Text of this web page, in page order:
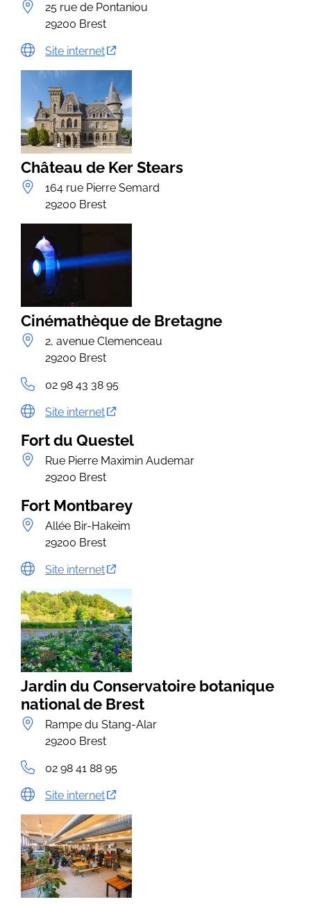
25 rue de Pontaniou
29200 Brest
Site internet
Château de Ker Stears
164 rue Pierre Semard
29200 Brest
Cinémathèque de Bretagne
2, avenue Clemenceau
29200 Brest
02 98 43 38 95
Site internet
Fort du Questel
Rue Pierre Maximin Audemar
29200 Brest
Fort Montbarey
Allée Bir-Hakeim
29200 Brest
Site internet
Jardin du Conservatoire botanique
national de Brest
Rampe du Stang-Alar
29200 Brest
02 98 41 88 95
Site internet